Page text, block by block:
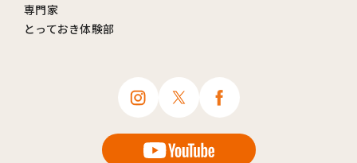
専門家
とっておき体験部